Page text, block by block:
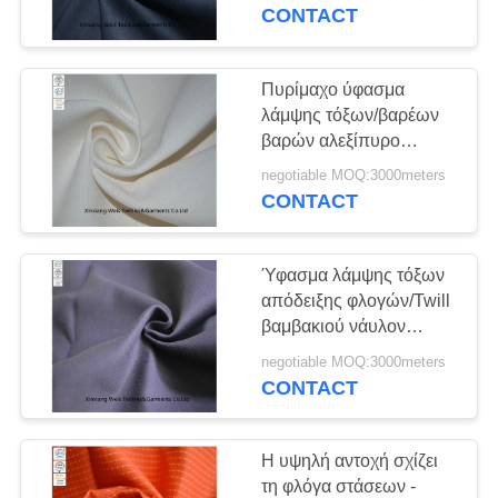
ΈΛΕΓΧΟΣ
ΜΑΣ
ΕΛΆΤΕ
ΕΠΑΦΉ
ΜΕ
ΖΗΤΉΣΤΕ
ΈΝΑ
ΑΠΌΣΠΑΣΜΑ
SITEMAP
Αντανακλαστικές
φόρμες FR
Φλόγα - σακάκι
καθυστερούντω
κλωστοϋφαντουργικά
CONTACT
Πυρίμαχο ύφασμα
λάμψης τόξων/βαρέων
βαρών αλεξίπυρο
ύφασμα καμβά
negotiable MOQ:3000meters
CONTACT
Ύφασμα λάμψης τόξων
απόδειξης φλογών/Twill
βαμβακιού νάυλον
ύφασμα 310gsm
απόδειξης φλογών
negotiable MOQ:3000meters
CONTACT
Η υψηλή αντοχή σχίζει
τη φλόγα στάσεων -